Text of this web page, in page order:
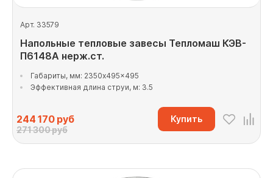
Арт. 33579
Напольные тепловые завесы Тепломаш КЭВ-
П6148А нерж.ст.
Габариты, мм: 2350x495x495
Эффективная длина струи, м: 3.5
244 170руб
271 300 руб
Купить